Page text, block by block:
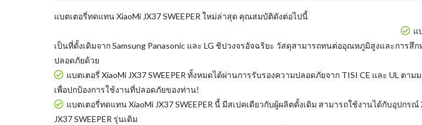
แบตเตอรี่ทดแทน XiaoMi JX37 SWEEPER ใหม่ล่าสุด คุณสมบัติดังต่อไปนี้
แ
เป็นที่ดั้งเดิมจาก Samsung Panasonic และ LG ชิปวงจรอัจฉริยะ วัสดุสามารถทนต่ออุณหภูมิสูงและการ
ปลอดภัยด้วย
แบตเตอรี่ XiaoMi JX37 SWEEPER ทั้งหมดได้ผ่านการรับรองความปลอดภัยจาก TISI CE และ UL ตา
เพื่อปกป้องการใช้งานที่ปลอดภัยของท่าน!
แบตเตอรี่ทดแทน XiaoMi JX37 SWEEPER นี้ มีสเปคเดียวกับผู้ผลิตดั้งเดิม สามารถใช้งานได้กับอุปกร
JX37 SWEEPER รุ่นเดิม